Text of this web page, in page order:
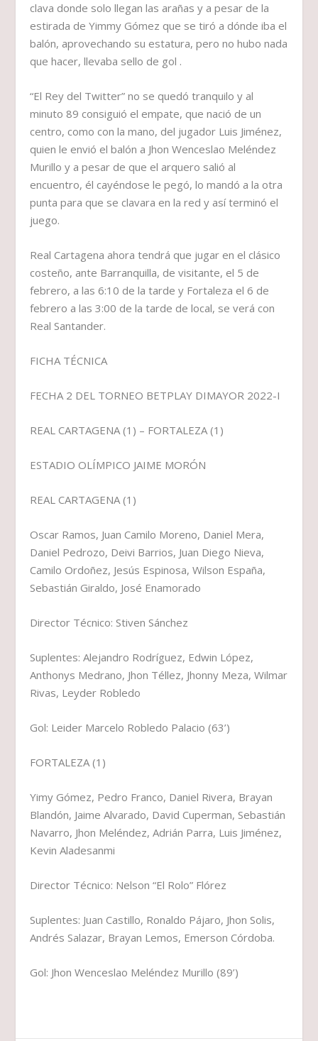
clava donde solo llegan las arañas y a pesar de la
estirada de Yimmy Gómez que se tiró a dónde iba el
balón, aprovechando su estatura, pero no hubo nada
que hacer, llevaba sello de gol .
“El Rey del Twitter” no se quedó tranquilo y al
minuto 89 consiguió el empate, que nació de un
centro, como con la mano, del jugador Luis Jiménez,
quien le envió el balón a Jhon Wenceslao Meléndez
Murillo y a pesar de que el arquero salió al
encuentro, él cayéndose le pegó, lo mandó a la otra
punta para que se clavara en la red y así terminó el
juego.
Real Cartagena ahora tendrá que jugar en el clásico
costeño, ante Barranquilla, de visitante, el 5 de
febrero, a las 6:10 de la tarde y Fortaleza el 6 de
febrero a las 3:00 de la tarde de local, se verá con
Real Santander.
FICHA TÉCNICA
FECHA 2 DEL TORNEO BETPLAY DIMAYOR 2022-I
REAL CARTAGENA (1) – FORTALEZA (1)
ESTADIO OLÍMPICO JAIME MORÓN
REAL CARTAGENA (1)
Oscar Ramos, Juan Camilo Moreno, Daniel Mera,
Daniel Pedrozo, Deivi Barrios, Juan Diego Nieva,
Camilo Ordoñez, Jesús Espinosa, Wilson España,
Sebastián Giraldo, José Enamorado
Director Técnico: Stiven Sánchez
Suplentes: Alejandro Rodríguez, Edwin López,
Anthonys Medrano, Jhon Téllez, Jhonny Meza, Wilmar
Rivas, Leyder Robledo
Gol: Leider Marcelo Robledo Palacio (63’)
FORTALEZA (1)
Yimy Gómez, Pedro Franco, Daniel Rivera, Brayan
Blandón, Jaime Alvarado, David Cuperman, Sebastián
Navarro, Jhon Meléndez, Adrián Parra, Luis Jiménez,
Kevin Aladesanmi
Director Técnico: Nelson “El Rolo” Flórez
Suplentes: Juan Castillo, Ronaldo Pájaro, Jhon Solis,
Andrés Salazar, Brayan Lemos, Emerson Córdoba.
Gol: Jhon Wenceslao Meléndez Murillo (89’)